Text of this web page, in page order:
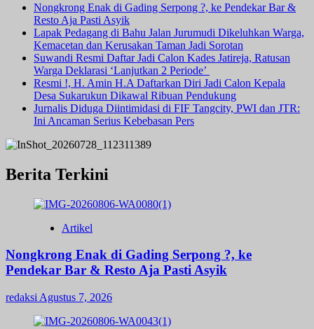
Nongkrong Enak di Gading Serpong ?, ke Pendekar Bar &
Resto Aja Pasti Asyik
Lapak Pedagang di Bahu Jalan Jurumudi Dikeluhkan Warga,
Kemacetan dan Kerusakan Taman Jadi Sorotan
Suwandi Resmi Daftar Jadi Calon Kades Jatireja, Ratusan
Warga Deklarasi ‘Lanjutkan 2 Periode’
Resmi !, H. Amin H.A Daftarkan Diri Jadi Calon Kepala
Desa Sukarukun Dikawal Ribuan Pendukung
Jurnalis Diduga Diintimidasi di FIF Tangcity, PWI dan JTR:
Ini Ancaman Serius Kebebasan Pers
Berita Terkini
Artikel
Nongkrong Enak di Gading Serpong ?, ke
Pendekar Bar & Resto Aja Pasti Asyik
redaksi Agustus 7, 2026